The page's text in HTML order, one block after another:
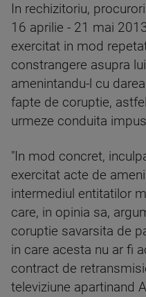
In rechizitoriu,
16 aprilie - 21 mai
exercitat in mod
constrangere asupra
amenintandu-l cu
fapte de coruptie,
urmeze conduita
"In mod concret,
exercitat acte de
intermediul entitatilor
care, in opinia sa,
coruptie savarsita de
in care acesta nu ar fi
contract de
televiziune apartinand